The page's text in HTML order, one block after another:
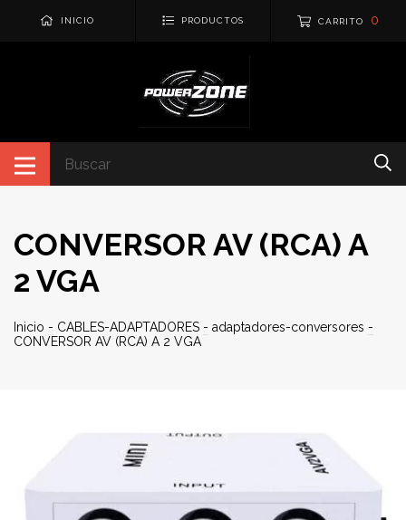
INICIO PRODUCTOS CARRITO 0
CONVERSOR AV (RCA) A
2 VGA
Inicio - CABLES-ADAPTADORES - adaptadores-conversores -
CONVERSOR AV (RCA) A 2 VGA